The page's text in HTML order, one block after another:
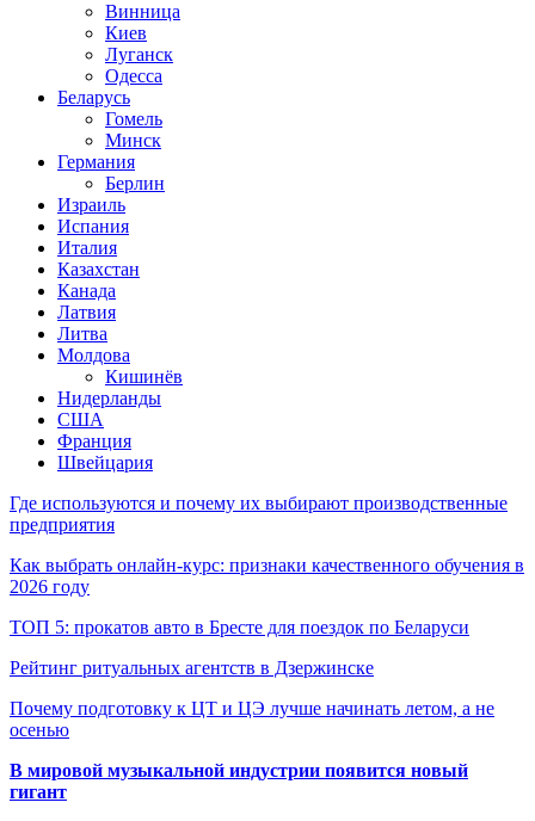
Винница
Киев
Луганск
Одесса
Беларусь
Гомель
Минск
Германия
Берлин
Израиль
Испания
Италия
Казахстан
Канада
Латвия
Литва
Молдова
Кишинёв
Нидерланды
США
Франция
Швейцария
Где используются и почему их выбирают производственные
предприятия
Как выбрать онлайн-курс: признаки качественного обучения в
2026 году
ТОП 5: прокатов авто в Бресте для поездок по Беларуси
Рейтинг ритуальных агентств в Дзержинске
Почему подготовку к ЦТ и ЦЭ лучше начинать летом, а не
осенью
В мировой музыкальной индустрии появится новый
гигант